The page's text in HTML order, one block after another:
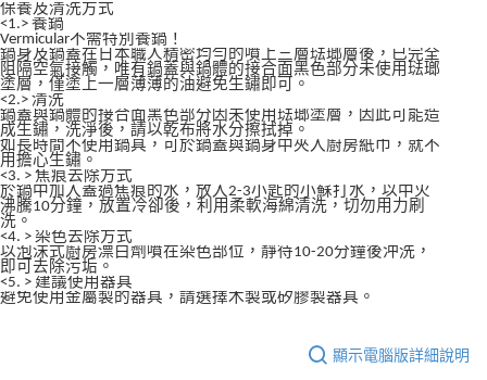
保養及清洗方式
<1.> 養鍋
Vermicular不需特別養鍋！
鍋身及鍋蓋在日本職人精密均勻的噴上三層琺瑯層後，已完全
阻隔空氣接觸，唯有鍋蓋與鍋體的接合面黑色部分未使用琺瑯
塗層，僅塗上一層薄薄的油避免生鏽即可。
<2.> 清洗
鍋蓋與鍋體的接合面黑色部分因未使用琺瑯塗層，因此可能造
成生鏽，洗淨後，請以乾布將水分擦拭掉。
如長時間不使用鍋具，可於鍋蓋與鍋身中夾入廚房紙巾，就不
用擔心生鏽。
<3. > 焦痕去除方式
於鍋中加入蓋過焦痕的水，放入2-3小匙的小蘇打水，以中火
沸騰10分鐘，放置冷卻後，利用柔軟海綿清洗，切勿用力刷
洗。
<4. > 染色去除方式
以泡沫式廚房漂白劑噴在染色部位，靜待10-20分鐘後沖洗，
即可去除污垢。
<5. > 建議使用器具
避免使用金屬製的器具，請選擇木製或矽膠製器具。
顯示電腦版詳細說明